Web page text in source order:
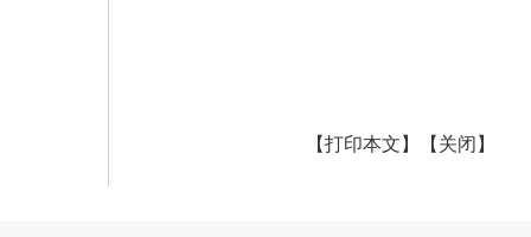
【打印本文】 【关闭】